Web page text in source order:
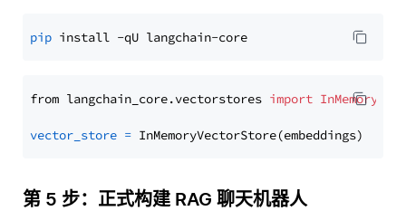
pip
from langchain_core.vectorstores import
vector_store =
第 5 步：正式构建 RAG 聊天机器人